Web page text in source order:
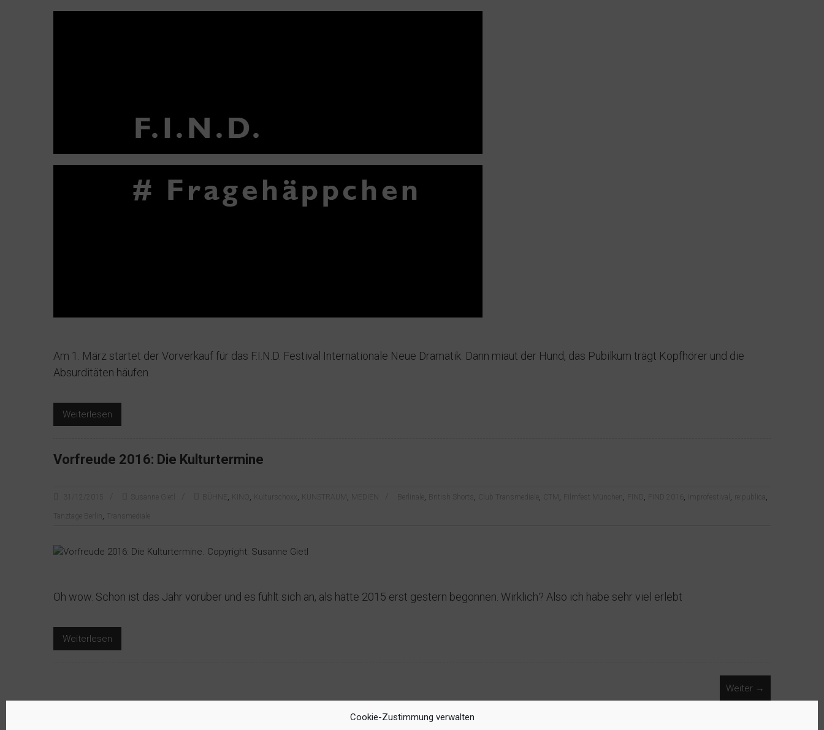
Cookie-Zustimmung verwalten
Am 1. März startet der Vorverkauf für das F.I.N.D. Festival Internationale Neue Dramatik. Dann miaut der Hund, das Pubilkum trägt Kopfhörer und die
Absurditäten häufen
Weiterlesen
Vorfreude 2016: Die Kulturtermine
Susanne Gietl BÜHNE , KINO , Kulturschoxx , KUNSTRAUM, MEDIEN Berlinale , British Shorts , Club Transmediale , CTM, Filmfest München , FIND , FIND 2016 , Improfestival , re:publica,
Tanztage Berlin , Transmediale
Oh wow. Schon ist das Jahr vorüber und es fühlt sich an, als hätte 2015 erst gestern begonnen. Wirklich? Also ich habe sehr viel erlebt
Weiterlesen
Weiter →